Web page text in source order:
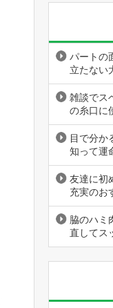
パートの
立たない
雑談でス
の糸口に
目で分か
知って運
友達に初
充実のお
脇のハミ
直してス